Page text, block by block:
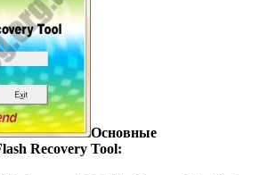
Основные
Recovery Tool: